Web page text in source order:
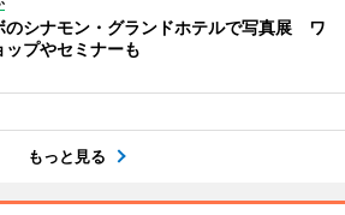
のシナモン・グランドホテルで写真展 ワ
ップやセミナーも
もっと見る